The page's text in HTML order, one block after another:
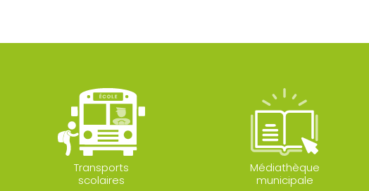
Transports
scolaires
Médiathèque
municipale